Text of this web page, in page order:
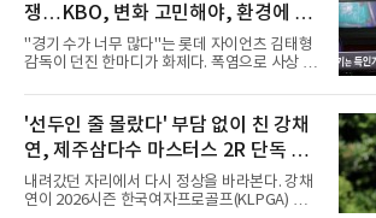
쟁…KBO, 변화 고민해야, 환경에 맞
는 경기 수가 바람직
"경기 수가 너무 많다"는 롯데 자이언츠 김태형
감독이 던진 한마디가 화제다. 폭염으로 사상 초
독은 단순히 더위를 이야기하지 않았다. 우천,
폭염, 부상 등 변수가 늘어나는 현실에서 현재
팀당 144경기 체제가 과연 지속 가능한지 질문
을 던졌다.물론 144경기가 세계적으로 특별히
많은 숫자는 아니다. 메이저리그는 팀당 162경
기, 일본프로야구도 143~144경기를 치른다. 숫
자만 놓고 보면 KBO가 유난히 혹사 구조라고 말
'선두인 줄 몰랐다' 부담 없이 친 강채
연, 제주삼다수 마스터스 2R 단독 선
두
내려갔던 자리에서 다시 정상을 바라본다. 강채
연이 2026시즌 한국여자프로골프(KLPGA) 투어